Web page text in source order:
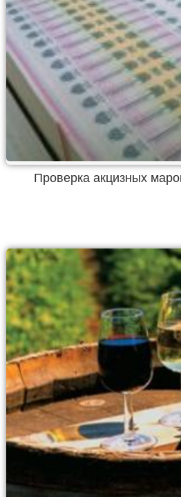
Проверка акцизных